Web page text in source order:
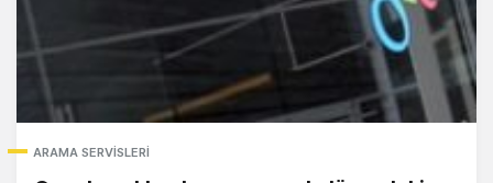
ARAMA SERVISLERI